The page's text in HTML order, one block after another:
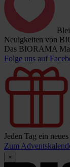
Neuigkeiten von
Das BIORAMA
Folge uns auf
Jeden Tag ein
Zum
×